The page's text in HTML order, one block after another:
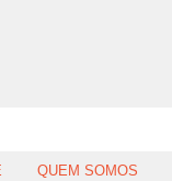
QUEM SOMOS